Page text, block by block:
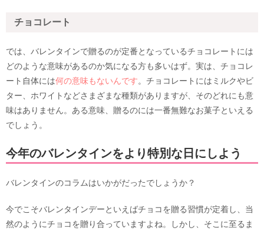
チョコレート
では、バレンタインで贈るのが定番となっているチョコレートには
どのような意味があるのか気になる方も多いはず。実は、チョコレ
ート自体には何の意味もないんです。チョコレートにはミルクやビ
ター、ホワイトなどさまざまな種類がありますが、そのどれにも意
味はありません。ある意味、贈るのには一番無難なお菓子といえる
でしょう。
今年のバレンタインをより特別な日にしよう
バレンタインのコラムはいかがだったでしょうか？
今でこそバレンタインデーといえばチョコを贈る習慣が定着し、当
然のようにチョコを贈り合っていますよね。しかし、そこに至るま